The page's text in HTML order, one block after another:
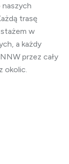
naszych
trasę
w
a każdy
przez cały
okolic.